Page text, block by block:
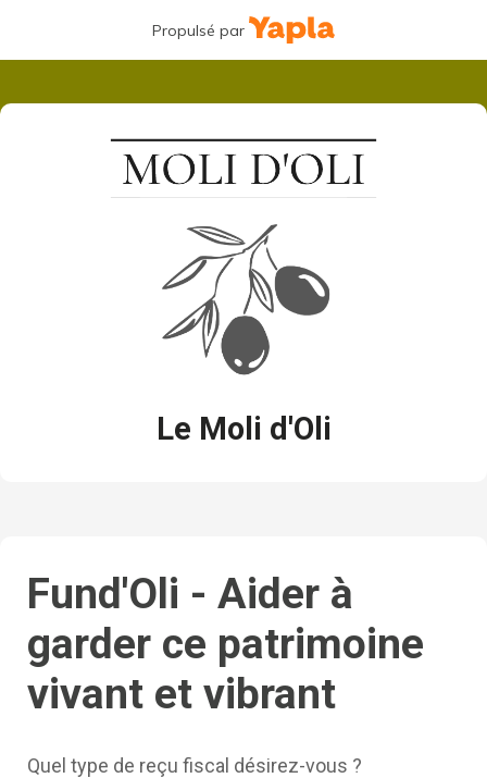
Propulsé par
Le Moli d'Oli
Fund'Oli - Aider à
garder ce patrimoine
vivant et vibrant
Quel type de reçu fiscal désirez-vous ?